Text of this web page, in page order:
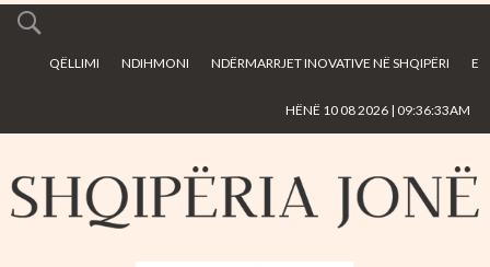
main
QËLLIMI NDIHMONI NDËRMARRJET INOVATIVE NË SHQIPËRI E
HËNË 10 08 2026 | 09:36:33AM